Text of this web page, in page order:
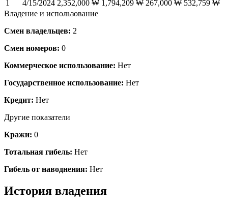
1 4/15/2024 2,352,000 ₩ 1,794,209 ₩ 267,000 ₩ 532,759 ₩
Владение и использование
Смен владельцев: 2
Смен номеров: 0
Коммерческое использование: Нет
Государственное использование: Нет
Кредит: Нет
Другие показатели
Кражи: 0
Тотальная гибель: Нет
Гибель от наводнения: Нет
История владения